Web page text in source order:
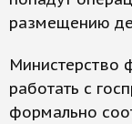
размещению
Министерство
работать с
формально